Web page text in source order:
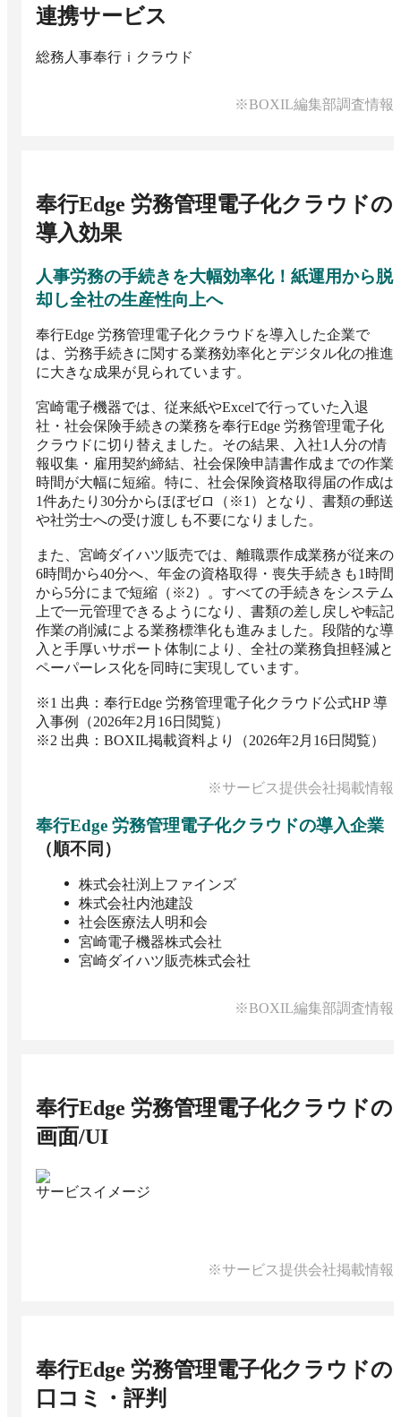
連携サービス
総務人事奉行ｉクラウド
※BOXIL編集部調査情報
奉行Edge 労務管理電子化クラウドの
導入効果
人事労務の手続きを大幅効率化！紙運用から脱
却し全社の生産性向上へ
奉行Edge 労務管理電子化クラウドを導入した企業で
は、労務手続きに関する業務効率化とデジタル化の推進
に大きな成果が見られています。
宮崎電子機器では、従来紙やExcelで行っていた入退
社・社会保険手続きの業務を奉行Edge 労務管理電子化
クラウドに切り替えました。その結果、入社1人分の情
報収集・雇用契約締結、社会保険申請書作成までの作業
時間が大幅に短縮。特に、社会保険資格取得届の作成は
1件あたり30分からほぼゼロ（※1）となり、書類の郵送
や社労士への受け渡しも不要になりました。
また、宮崎ダイハツ販売では、離職票作成業務が従来の
6時間から40分へ、年金の資格取得・喪失手続きも1時間
から5分にまで短縮（※2）。すべての手続きをシステム
上で一元管理できるようになり、書類の差し戻しや転記
作業の削減による業務標準化も進みました。段階的な導
入と手厚いサポート体制により、全社の業務負担軽減と
ペーパーレス化を同時に実現しています。
※1 出典：奉行Edge 労務管理電子化クラウド公式HP 導
入事例（2026年2月16日閲覧）
※2 出典：BOXIL掲載資料より（2026年2月16日閲覧）
※サービス提供会社掲載情報
奉行Edge 労務管理電子化クラウドの導入企業
（順不同）
株式会社渕上ファインズ
株式会社内池建設
社会医療法人明和会
宮崎電子機器株式会社
宮崎ダイハツ販売株式会社
※BOXIL編集部調査情報
奉行Edge 労務管理電子化クラウドの
画面/UI
サービスイメージ
※サービス提供会社掲載情報
奉行Edge 労務管理電子化クラウドの
口コミ・評判